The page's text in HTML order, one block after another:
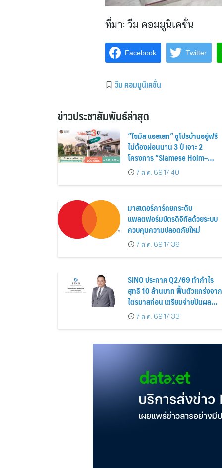
ที่มา: วีม คอมมูนิเคชั่น
Facebook Twitter
วีม คอมมูนิเคชั่น
ข่าวประชาสัมพันธ์ล่าสุด
“ไซมิส แอสเสท” ชูโปรบ้านอยู่ฟรี
ไม่ต้องผ่อนนาน 3 ปี เจาะ 2
โครงการ “Siamese Holm–
Siamese Blossom” พร้อม
ส่วนลดและสิทธิพิเศษถึง 31
7 ส.ค. 69 17:40
มาสเตอร์การ์ดยกระดับ
แพลตฟอร์มบัตรดิจิทัลด้วยระบบ
ควบคุมความปลอดภัยใหม่
7 ส.ค. 69 17:36
SINO ประกาศ Q2/69 ทำกำไร
สุทธิ 10 ล้านบาท ฟื้นตัวแกร่งจาก
ไตรมาสก่อน เตรียมจ่ายปันผล
ระหว่างกาล 0.014423 บาทต่อหุ้น
ครึ่งปีหลังมุ่งเติบโตต่อเนื่อง
7 ส.ค. 69 17:33